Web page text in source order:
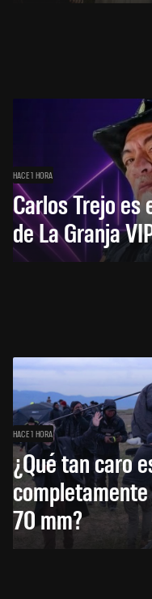
HACE 1 HORA
Carlos Trejo
de La Granja
HACE 1 HORA
¿Qué tan caro
70 mm?